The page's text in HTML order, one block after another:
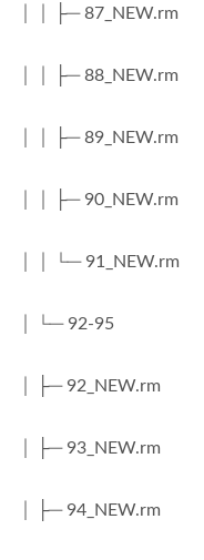
│ │ ├─ 87_NEW.rm
│ │ ├─ 88_NEW.rm
│ │ ├─ 89_NEW.rm
│ │ ├─ 90_NEW.rm
│ │ └─ 91_NEW.rm
│ └─ 92-95
│ ├─ 92_NEW.rm
│ ├─ 93_NEW.rm
│ ├─ 94_NEW.rm